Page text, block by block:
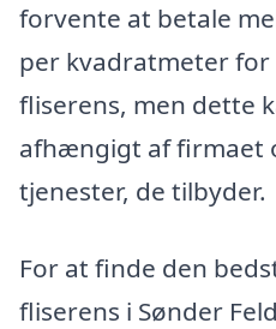
forvente at betale
per kvadratmeter for
fliserens, men dette
afhængigt af firmaet
tjenester, de tilbyder.
For at finde den
fliserens i Sønder